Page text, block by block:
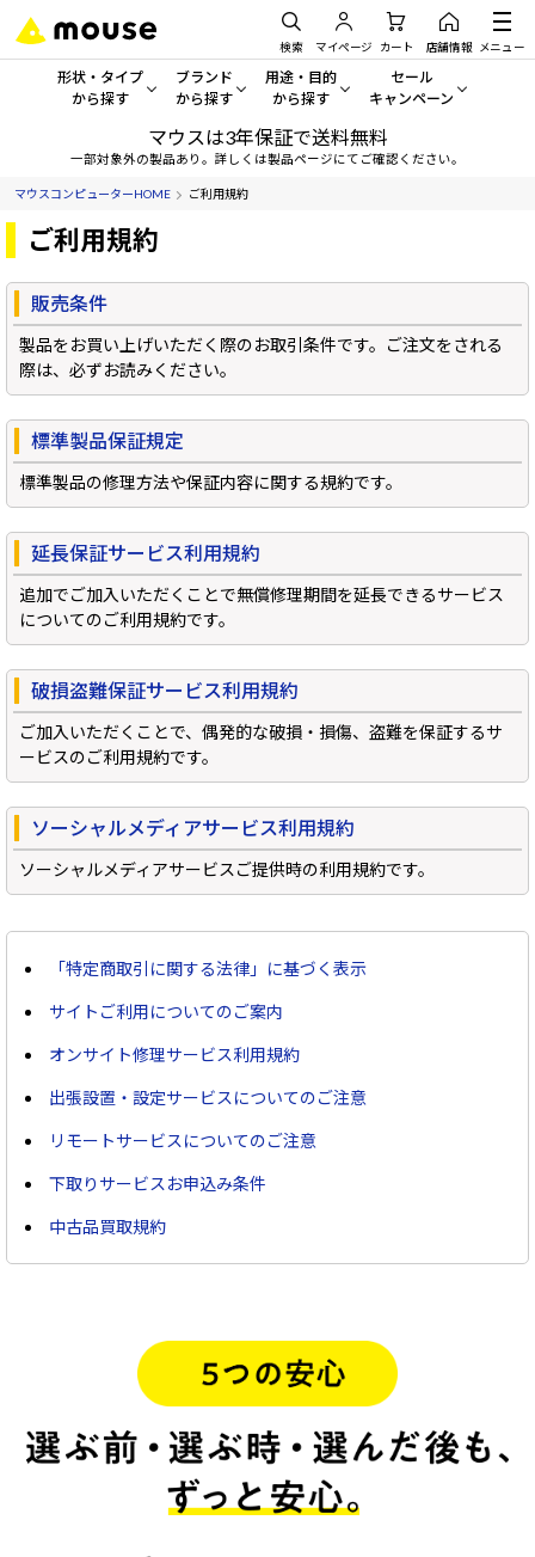
検索 マイページ カート 店舗情報 メニュー
形状・タイプ
から探す
形状・タイプから探す をすべてみる
デスクトップPC
ノートPC
タブレットPC
サーバー
ワークステーション
ディスプレイ
Windows 11 |Copilot+ PC
ブランド
から探す
mouse
G TUNE
MousePro
iiyama
Windows 11|Copilot+ PC
用途・目的
から探す
一般向けパソコン
AIおすすめパソコン
セール
キャンペーン
セール・キャンペーン
アウトレットパソコン
マウスは3年保証で送料無料
一部対象外の製品あり。詳しくは製品ページにてご確認ください。
マウスコンピューターHOME ご利用規約
ご利用規約
販売条件
製品をお買い上げいただく際のお取引条件です。ご注文をされる
際は、必ずお読みください。
標準製品保証規定
標準製品の修理方法や保証内容に関する規約です。
延長保証サービス利用規約
追加でご加入いただくことで無償修理期間を延長できるサービス
についてのご利用規約です。
破損盗難保証サービス利用規約
ご加入いただくことで、偶発的な破損・損傷、盗難を保証するサ
ービスのご利用規約です。
ソーシャルメディアサービス利用規約
ソーシャルメディアサービスご提供時の利用規約です。
「特定商取引に関する法律」に基づく表示
サイトご利用についてのご案内
オンサイト修理サービス利用規約
出張設置・設定サービスについてのご注意
リモートサービスについてのご注意
下取りサービスお申込み条件
中古品買取規約